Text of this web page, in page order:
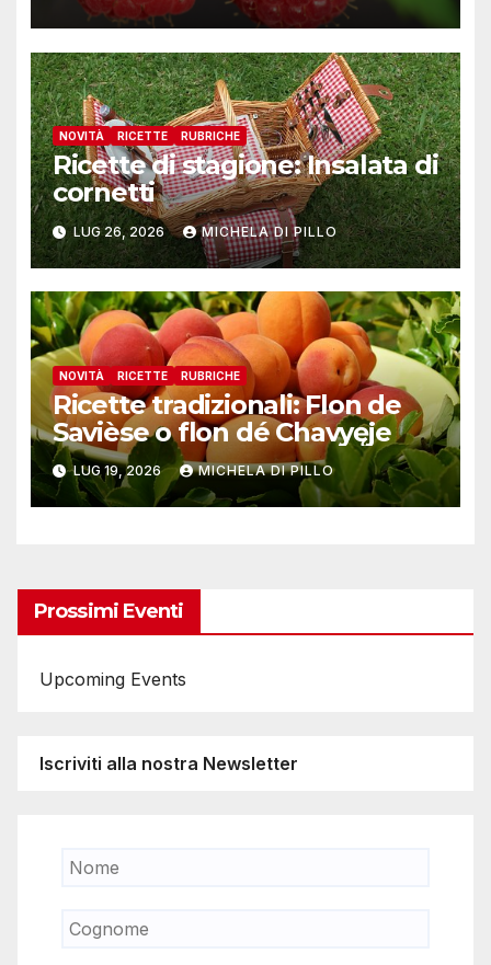
NOVITÀ RICETTE RUBRICHE
Ricette di stagione: Insalata di
cornetti
LUG 26, 2026 MICHELA DI PILLO
NOVITÀ RICETTE RUBRICHE
Ricette tradizionali: Flon de
Savièse o flon dé Chavyęje
LUG 19, 2026 MICHELA DI PILLO
Prossimi Eventi
Upcoming Events
Iscriviti alla nostra Newsletter